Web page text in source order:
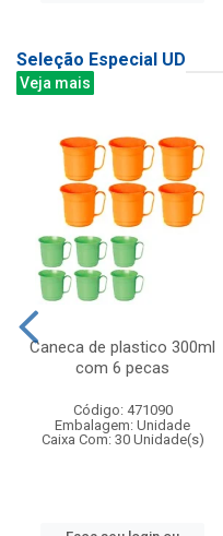
Seleção Especial UD
Veja mais
Caneca de plastico 300ml
com 6 pecas
Código: 471090
Embalagem: Unidade
Caixa Com: 30 Unidade(s)